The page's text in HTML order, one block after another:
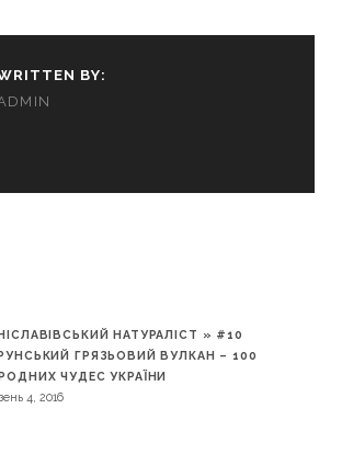
BY:
НАТУРАЛІСТ » #10
ГРЯЗЬОВИЙ ВУЛКАН – 100
ЧУДЕС УКРАЇНИ
4, 2016